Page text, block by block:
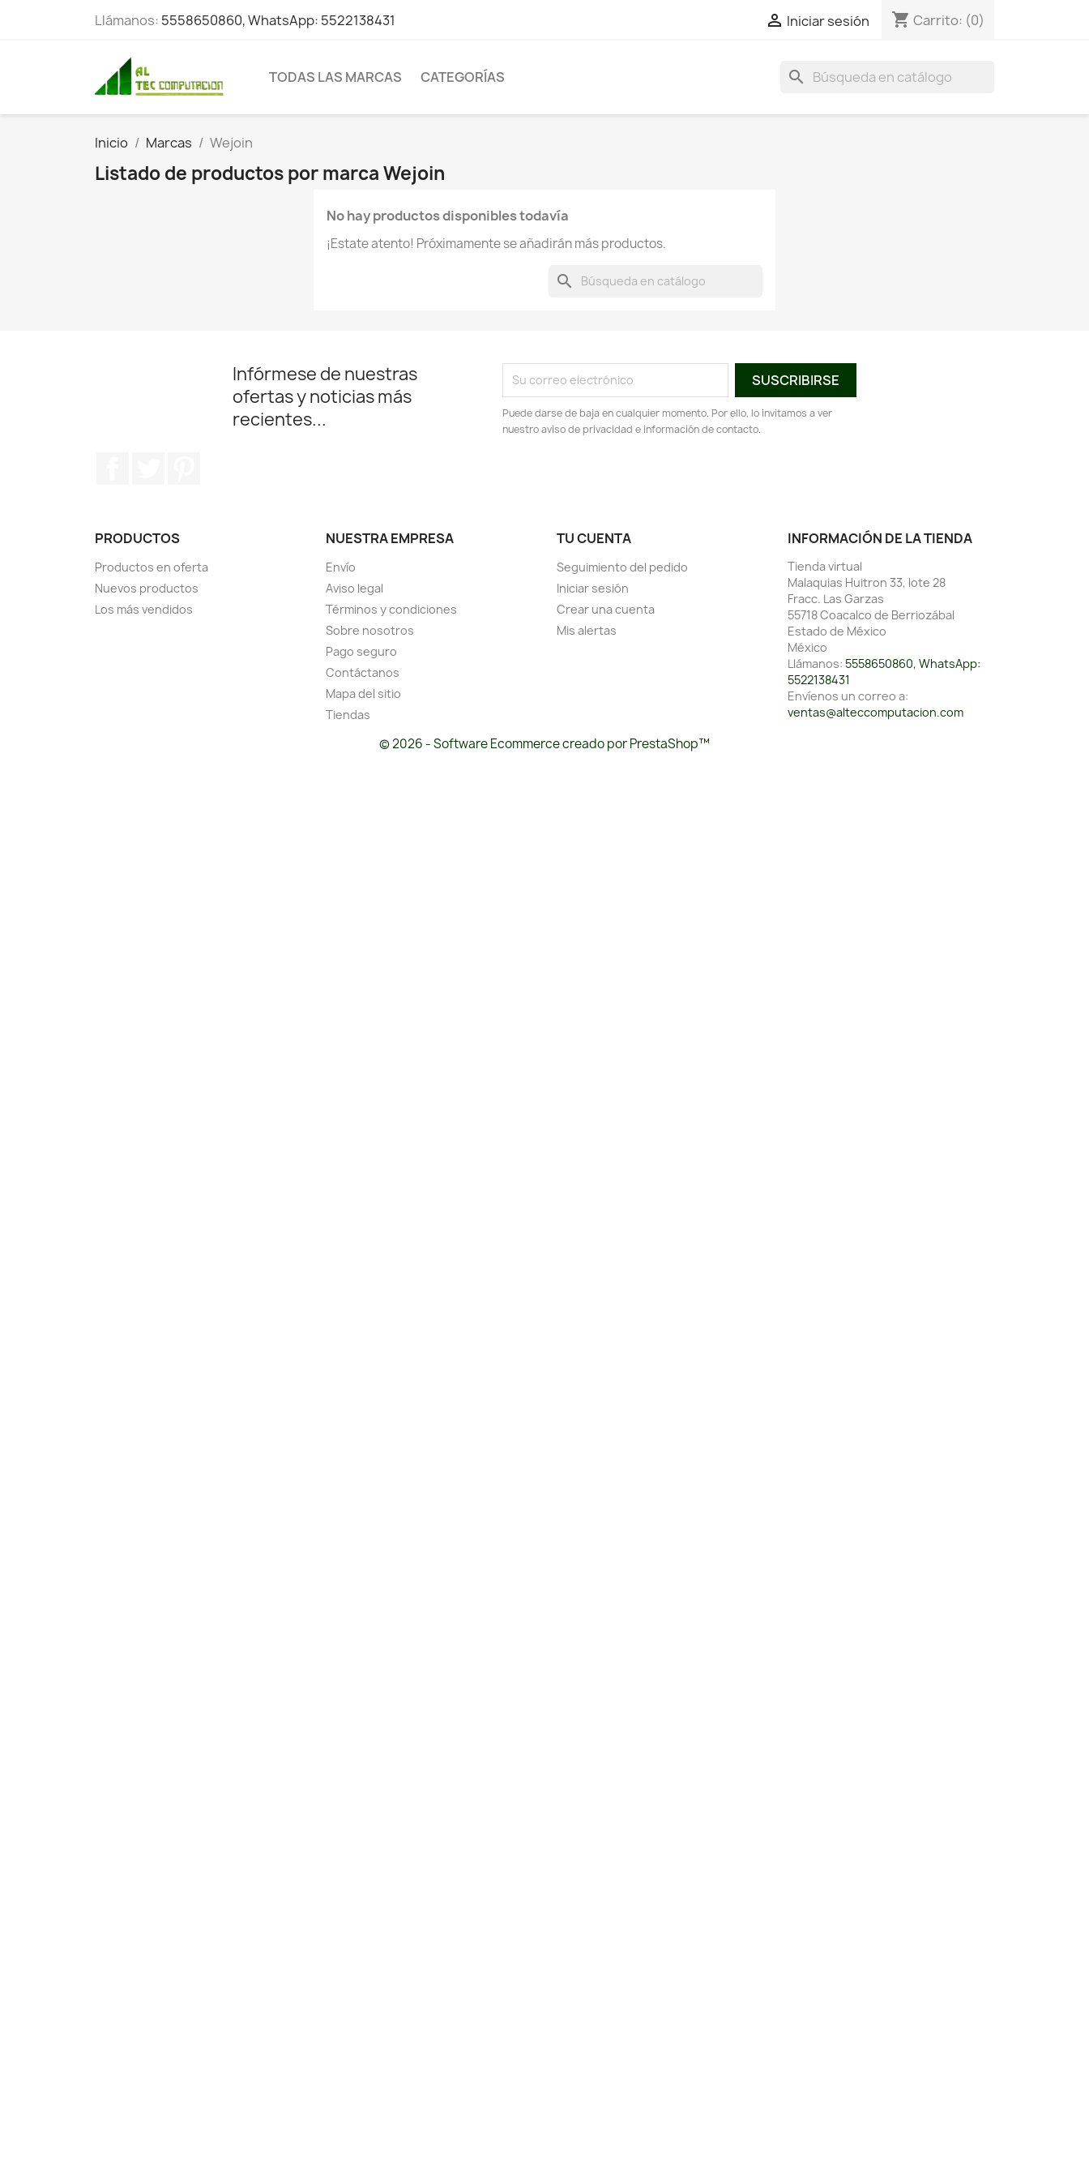
Llámanos: 5558650860, WhatsApp: 5522138431  Iniciar sesión shopping_cart Carrito: (0)
TODAS LAS MARCAS CATEGORÍAS search
Inicio Marcas Wejoin
Listado de productos por marca Wejoin
No hay productos disponibles todavía
¡Estate atento! Próximamente se añadirán más productos.
search
Infórmese de nuestras
ofertas y noticias más
recientes...
Puede darse de baja en cualquier momento. Por ello, lo invitamos a ver
nuestro aviso de privacidad e información de contacto.
PRODUCTOS
Productos en oferta
Nuevos productos
Los más vendidos
NUESTRA EMPRESA
Envío
Aviso legal
Términos y condiciones
Sobre nosotros
Pago seguro
Contáctanos
Mapa del sitio
Tiendas
TU CUENTA
Seguimiento del pedido
Iniciar sesión
Crear una cuenta
Mis alertas
INFORMACIÓN DE LA TIENDA
Tienda virtual
Malaquias Huitron 33, lote 28
Fracc. Las Garzas
55718 Coacalco de Berriozábal
Estado de México
México
Llámanos: 5558650860, WhatsApp:
5522138431
Envíenos un correo a:
ventas@alteccomputacion.com
© 2026 - Software Ecommerce creado por PrestaShop™